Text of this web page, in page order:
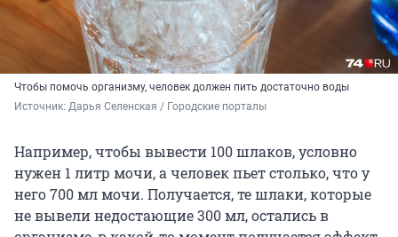
Чтобы помочь организму, человек должен пить достаточно воды
Источник: Дарья Селенская / Городские порталы
Например, чтобы вывести 100 шлаков, условно
нужен 1 литр мочи, а человек пьет столько, что у
него 700 мл мочи. Получается, те шлаки, которые
не вывели недостающие 300 мл, остались в